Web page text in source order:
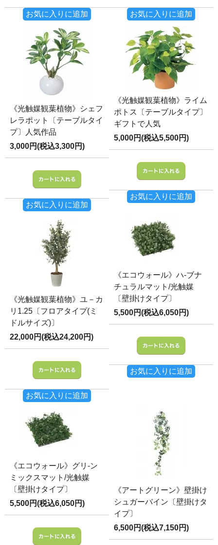
お気に入りに追加 お気に入りに追加
《光触媒観葉植物》シェフ
レラポット〔テーブルタイ
プ〕人気作品
3,000円(税込3,300円)
お気に入りに追加
《光触媒観葉植物》ライム
ポトス〔テーブルタイプ〕
ギフトで人気
5,000円(税込5,500円)
お気に入りに追加
《光触媒観葉植物》ユ－カ
リ1.25〔フロアタイプ(ミ
ドルサイズ)〕
22,000円(税込24,200円)
お気に入りに追加
《エコウォール》ハ-ブナ
チュラルマット/光触媒
〔壁掛けタイプ〕
5,500円(税込6,050円)
お気に入りに追加
《エコウォール》グリ-ン
ミックスマット/光触媒
〔壁掛けタイプ〕
5,500円(税込6,050円)
《アートグリーン》壁掛け
シュガーバイン〔壁掛けタ
イプ〕
6,500円(税込7,150円)